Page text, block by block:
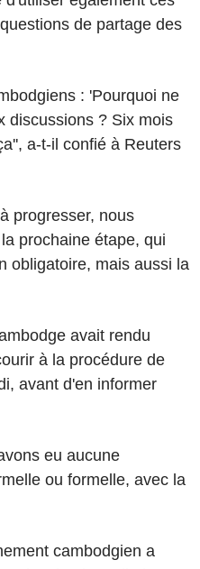
de partage des
: 'Pourquoi ne
discussions ? Six mois
a-t-il confié à Reuters
progresser, nous
prochaine étape, qui
obligatoire, mais aussi la
avait rendu
à la procédure de
avant d'en informer
eu aucune
ou formelle, avec la
cambodgien a